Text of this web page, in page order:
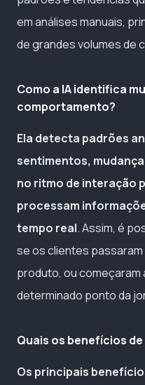
em análises manuais,
de grandes volumes de
Como a IA identifica
comportamento?
Ela detecta padrões
sentimentos,
no ritmo de interação
processam
tempo real. Assim, é
se os clientes
produto, ou
determinado ponto da
Quais os benefícios de
Os principais